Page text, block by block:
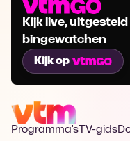
Kijk live,
bingewatchen
Kijk op
Programma's TV-gids